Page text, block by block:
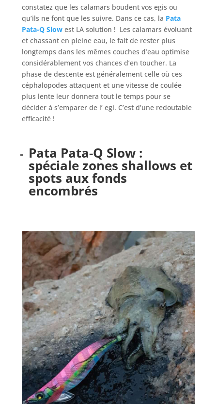
constatez que les calamars boudent vos egis ou
qu’ils ne font que les suivre. Dans ce cas, la Pata
Pata-Q Slow est LA solution ! Les calamars évoluant
et chassant en pleine eau, le fait de rester plus
longtemps dans les mêmes couches d’eau optimise
considérablement vos chances d’en toucher. La
phase de descente est généralement celle où ces
céphalopodes attaquent et une vitesse de coulée
plus lente leur donnera tout le temps pour se
décider à s’emparer de l’ egi. C’est d’une redoutable
efficacité !
Pata Pata-Q Slow :
spéciale zones shallows et
spots aux fonds
encombrés